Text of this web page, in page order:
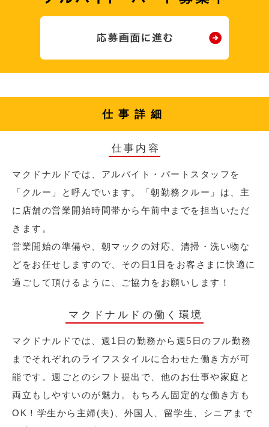
仕事詳細
仕事内容
マクドナルドでは、アルバイト・パートスタッフを
「クルー」と呼んでいます。「朝勤務クルー」は、主
に店舗の営業開始時間帯から午前中までを担当いただ
きます。
営業開始の準備や、朝マックの対応、清掃・洗い物な
どをお任せしますので、その日1日をお客さまに快適に
過ごして頂けるように、ご協力をお願いします！
マクドナルドの働く環境
マクドナルドでは、週1日の勤務から週5日のフル勤務
までそれぞれのライフスタイルに合わせた働き方が可
能です。週ごとのシフト提出で、他のお仕事や家庭と
両立もしやすいのが魅力。もちろん固定的な働き方も
OK！学生から主婦(夫)、外国人、留学生、シニアまで